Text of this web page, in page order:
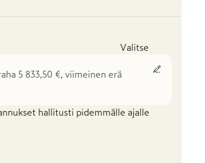
Valitse
5 833,50 €, viimeinen erä
hallitusti pidemmälle ajalle